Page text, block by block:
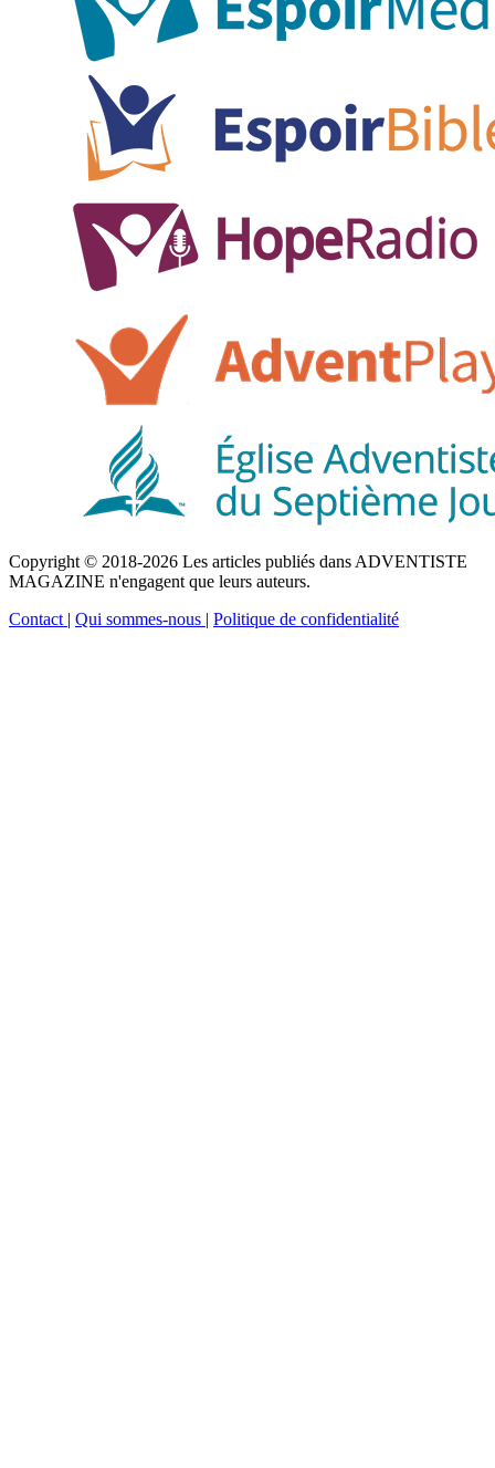
Copyright © 2018-2026 Les articles publiés dans ADVENTISTE
MAGAZINE n'engagent que leurs auteurs.
Contact | Qui sommes-nous | Politique de confidentialité